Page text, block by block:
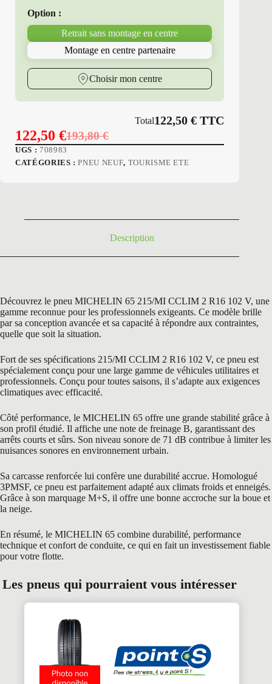
Saisons
215/65R16
102
CCLIM
Option :
Retrait sans montage en centre
Montage en centre partenaire
Choisir mon centre
Total122,50€ TTC
193,80€
Le
prix
122,50 €
Le
prix
UGS : 708983
CATÉGORIES :PNEU NEUF, TOURISME ETE
Description
Découvrez le pneu MICHELIN 65 215/MI CCLIM 2 R16 102 V, une
gamme reconnue pour les professionnels exigeants. Ce modèle brille
par sa conception avancée et sa capacité à répondre aux contraintes,
quelle que soit la situation.
Fort de ses spécifications 215/MI CCLIM 2 R16 102 V, ce pneu est
spécialement conçu pour une large gamme de véhicules utilitaires et
professionnels. Conçu pour toutes saisons, il s’adapte aux exigences
climatiques avec efficacité.
Côté performance, le MICHELIN 65 offre une grande stabilité grâce à
son profil étudié. Il affiche une note de freinage B, garantissant des
arrêts courts et sûrs. Son niveau sonore de 71 dB contribue à limiter les
nuisances sonores en environnement urbain.
Sa carcasse renforcée lui confère une durabilité accrue. Homologué
3PMSF, ce pneu est parfaitement adapté aux climats froids et enneigés.
Grâce à son marquage M+S, il offre une bonne accroche sur la boue et
la neige.
En résumé, le MICHELIN 65 combine durabilité, performance
technique et confort de conduite, ce qui en fait un investissement fiable
pour votre flotte.
Les pneus qui pourraient vous intéresser